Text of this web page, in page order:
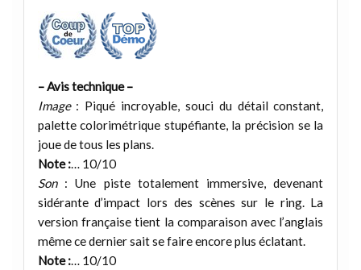
– Avis technique –
Image: Piqué incroyable, souci du détail constant,
palette colorimétrique stupéfiante, la précision se la
joue de tous les plans.
Note :… 10/10
Son: Une piste totalement immersive, devenant
sidérante d’impact lors des scènes sur le ring. La
version française tient la comparaison avec l’anglais
même ce dernier sait se faire encore plus éclatant.
Note :… 10/10